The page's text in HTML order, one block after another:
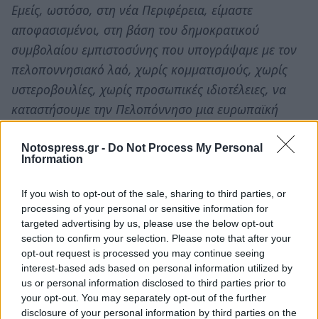
Notospress.gr - Do Not Process My Personal
Information
If you wish to opt-out of the sale, sharing to third parties, or
processing of your personal or sensitive information for
targeted advertising by us, please use the below opt-out
section to confirm your selection. Please note that after your
opt-out request is processed you may continue seeing
interest-based ads based on personal information utilized by
us or personal information disclosed to third parties prior to
your opt-out. You may separately opt-out of the further
disclosure of your personal information by third parties on the
Εμείς, ωστόσο, στη νέα Περιφέρεια, είμαστε
αποφασισμένοι, στη βάση του δημοκρατικού
συμβολαίου εμπιστοσύνης που υπογράψαμε με τον
πελοποννησιακό λαό, χωρίς κομματισμούς, χωρίς
υστεροβουλίες, χωρίς προσωπικές ιδιοτέλειες, να
καταστήσουμε την Πελοπόννησο μια ευρωπαϊκή
ανάπτυξης, παράδειγμα για την έξοδο της χώρας από
την κρίση. Εμείς, αφήσαμε στην άκρη τα φορτία που
μας βάρυναν, επωμιστήκαμε τις ευθύνες μας και
αποφασίσαμε να επανορθώσουμε τη βλάβη που όλοι
εμείς, σε διαφορετικό βαθμό, διενεργήσαμε. Ας
σεβαστούμε λοιπόν όλοι τον πελοποννησιακό λαό,
και ειδικότερα τους Λάκωνες συμπολίτες μας, οι
οποίοι παλεύουν να κερδίσουν την ευημερία και ένα
καλύτερο αύριο..